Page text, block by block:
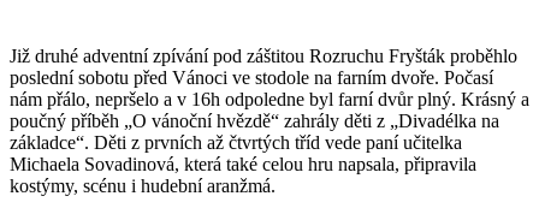
Již druhé adventní zpívání pod záštitou Rozruchu Fryšták proběhlo
poslední sobotu před Vánoci ve stodole na farním dvoře. Počasí
nám přálo, nepršelo a v 16h odpoledne byl farní dvůr plný. Krásný a
poučný příběh „O vánoční hvězdě“ zahrály děti z „Divadélka na
základce“. Děti z prvních až čtvrtých tříd vede paní učitelka
Michaela Sovadinová, která také celou hru napsala, připravila
kostýmy, scénu i hudební aranžmá.